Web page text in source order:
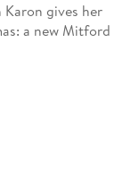
Karon gives her
a new Mitford
missing and